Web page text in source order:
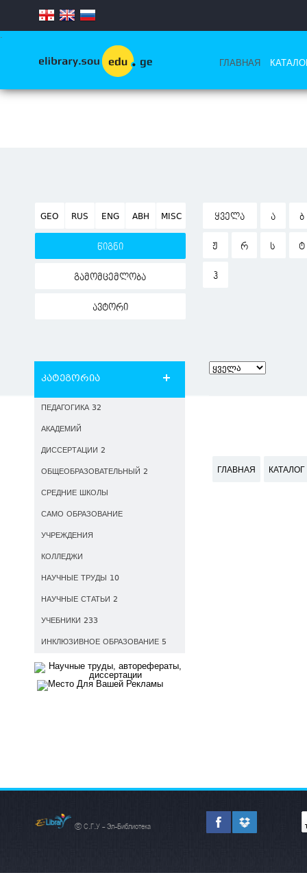
.
ГЛАВНАЯ
GEO RUS ENG ABH MISC
წიგნი
გამომცემლობა
ავტორი
ᲧᲕᲔᲚᲐ Ა Ბ
Ჟ Რ Ს Ტ
Ჰ
კატეგორია
ПЕДАГОГИКА 32
АКАДЕМИЙ
ДИССЕРТАЦИИ 2
ОБЩЕОБРАЗОВАТЕЛЬНЫЙ 2
СРЕДНИЕ ШКОЛЫ
САМО ОБРАЗОВАНИЕ
УЧРЕЖДЕНИЯ
КОЛЛЕДЖИ
НАУЧНЫЕ ТРУДЫ 10
НАУЧНЫЕ СТАТЬИ 2
УЧЕБНИКИ 233
ИНКЛЮЗИВНОЕ ОБРАЗОВАНИЕ 5
ГЛАВНАЯ
© С.Г.У - Эл-Библиотека